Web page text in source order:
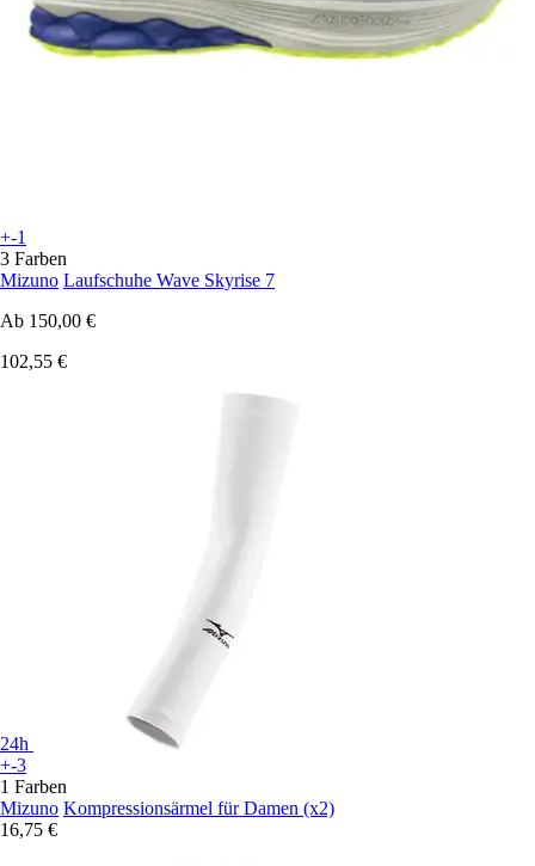
+-1
3 Farben
Mizuno Laufschuhe Wave Skyrise 7
Ab 150,00 €
102,55 €
24h
+-3
1 Farben
Mizuno Kompressionsärmel für Damen (x2)
16,75 €